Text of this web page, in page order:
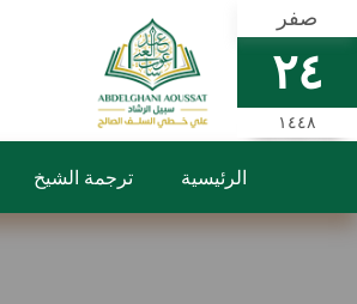
صفر
٢٤
١٤٤٨
الرئيسية ترجمة الشيخ